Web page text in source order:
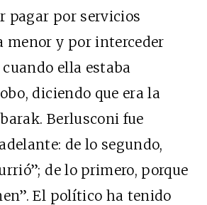
pagar por servicios
menor y por interceder
ella estaba
diciendo que era la
Berlusconi fue
de lo segundo,
de lo primero, porque
El político ha tenido